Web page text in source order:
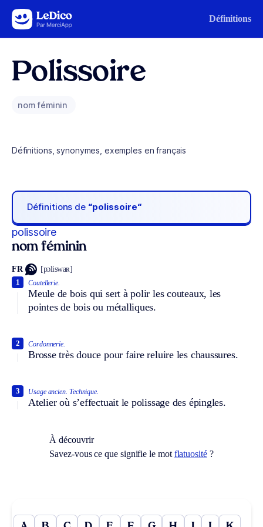
Aller au contenu Définitions
Polissoire
nom féminin
Définitions, synonymes, exemples en français
Définitions de “polissoire“
polissoire
nom féminin
FR [pɔliswaʀ]
Coutellerie.
Meule de bois qui sert à polir les couteaux, les
pointes de bois ou métalliques.
1
Cordonnerie.
Brosse très douce pour faire reluire les chaussures.
2
Usage ancien. Technique.
Atelier où s’effectuait le polissage des épingles.
3
À découvrir
Savez-vous ce que signifie le mot flatuosité?